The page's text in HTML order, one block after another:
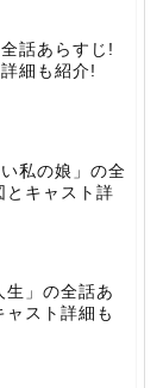
話あらすじ!
細も紹介!
私の娘」の全
とキャスト詳
生」の全話あ
ャスト詳細も